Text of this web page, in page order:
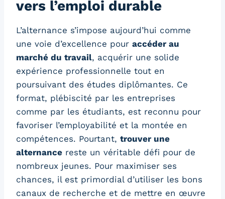
vers l’emploi durable
L’alternance s’impose aujourd’hui comme
une voie d’excellence pour accéder au
marché du travail, acquérir une solide
expérience professionnelle tout en
poursuivant des études diplômantes. Ce
format, plébiscité par les entreprises
comme par les étudiants, est reconnu pour
favoriser l’employabilité et la montée en
compétences. Pourtant, trouver une
alternance reste un véritable défi pour de
nombreux jeunes. Pour maximiser ses
chances, il est primordial d’utiliser les bons
canaux de recherche et de mettre en œuvre